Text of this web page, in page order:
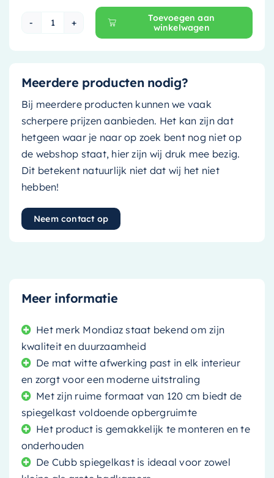
Mondiaz Spiegelkast Cubb - 120cm - talc (mat
Toevoegen aan
winkelwagen
Meerdere producten nodig?
Bij meerdere producten kunnen we vaak
scherpere prijzen aanbieden. Het kan zijn dat
hetgeen waar je naar op zoek bent nog niet op
de webshop staat, hier zijn wij druk mee bezig.
Dit betekent natuurlijk niet dat wij het niet
hebben!
Neem contact op
Meer informatie
Het merk Mondiaz staat bekend om zijn
kwaliteit en duurzaamheid
De mat witte afwerking past in elk interieur
en zorgt voor een moderne uitstraling
Met zijn ruime formaat van 120 cm biedt de
spiegelkast voldoende opbergruimte
Het product is gemakkelijk te monteren en te
onderhouden
De Cubb spiegelkast is ideaal voor zowel